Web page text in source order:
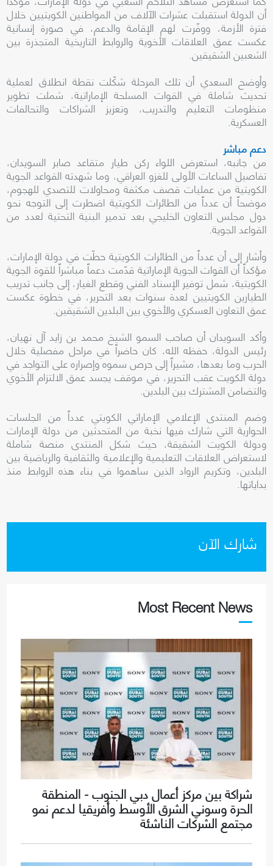
أن الدولة استقبلت عشرات الآلاف من المواطنين الكويتيين خلال
فترة الأزمة، ووفّرت لهم الإقامة والدعم، في صورة إنسانية
عكست عمق العلاقات الأخوية والروابط التاريخية المتجذرة بين
الشعبين الشقيقين.
وأوضح السعدي أن تلك المرحلة شكّلت نقطة انطلاق لعملية
تحديث شاملة في القوات المسلحة الإماراتية، شملت تطوير
منظومات التعليم والتدريب، وتعزيز الشراكات والتحالفات
العسكرية.
دعم مباشر
من جانبه، استعرض اللواء ركن طيار متقاعد صابر السويدان،
تفاصيل الساعات الأولى للغزو العراقي، وما شهدته القواعد الجوية
الكويتية من عمليات قصف مكثفة ومحاولات للتصدي للهجوم،
موضحاً أن عدداً من الطائرات الكويتية اضطرت إلى التوجه نحو
دول مجلس التعاون الخليجي بعد تدمير البنية التحتية لعدد من
القواعد الجوية.
وأشار إلى أن عدداً من الطائرات الكويتية حطّت في دولة الإمارات،
مؤكداً أن القوات الجوية الإماراتية قدّمت دعماً مباشراً للقوة الجوية
الكويتية، شمل توفير الإسناد الفني وقطع الغيار، إلى جانب تدريب
الطيارين الكويتيين لعدة سنوات بعد التحرير، في خطوة عكست
عمق التعاون العسكري والأخوي بين البلدين الشقيقين.
وأكد السويدان أن صاحب السمو الشيخ محمد بن زايد آل نهيان،
رئيس الدولة، حفظه الله، كان حاضراً في مراحل مفصلية خلال
الحرب وما بعدها، مشيراً إلى حرص سموه وإصراره على التواجد في
دولة الكويت عقب التحرير، في موقف يجسد عمق الالتزام الأخوي
والتضامن المشترك بين البلدين.
وضم المنتدى الإعلامي الإماراتي الكويتي عدداً من الجلسات
الحوارية التي شارك فيها نخبة من المتحدثين من دولة الإمارات
ودولة الكويت الشقيقة، حيث شكل المنتدى منصة شاملة
لاستعراض العلاقات التعليمية والإعلامية والثقافية والرياضية بين
البلدين، وتكريم الرواد الذين ساهموا في بناء هذه الروابط منذ
بداياتها.
شارك الآن
Most Recent News
شراكة بين مركز أعمال دبي الجنوب - المنطقة
الحرة وسوني الشرق الأوسط وأفريقيا لدعم نمو
مجتمع الشركات الناشئة